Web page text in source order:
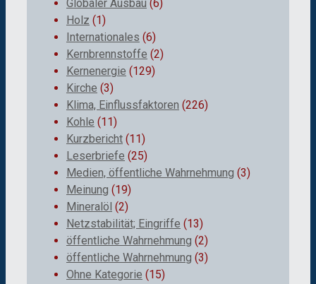
Globaler Ausbau (6)
Holz (1)
Internationales (6)
Kernbrennstoffe (2)
Kernenergie (129)
Kirche (3)
Klima, Einflussfaktoren (226)
Kohle (11)
Kurzbericht (11)
Leserbriefe (25)
Medien, öffentliche Wahrnehmung (3)
Meinung (19)
Mineralöl (2)
Netzstabilität; Eingriffe (13)
öffentliche Wahrnehmung (2)
öffentliche Wahrnehmung (3)
Ohne Kategorie (15)